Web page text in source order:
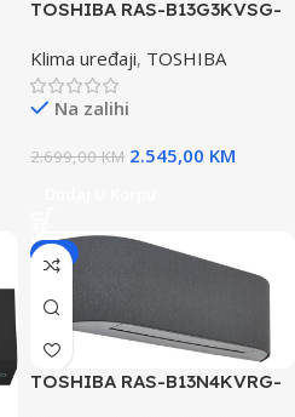
TOSHIBA RAS-B13G3KVSG-
UREĐAJ – Preporuka za
grijanje
Klima uređaji, TOSHIBA
Na zalihi
2.699,00KM 2.545,00 KM
-8%
TOSHIBA RAS-B13N4KVRG-